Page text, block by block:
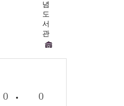
념
도
서
관
0 0